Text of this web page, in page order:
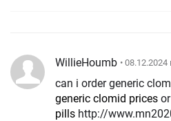
WillieHoumb • 08.12.2024
can i order generic
generic clomid prices or
pills